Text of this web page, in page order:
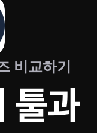
비교하기
툴과